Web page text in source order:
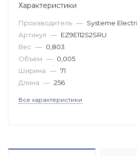
Характеристики
Производитель — Systeme
Артикул — EZ9E112S2SRU
Вес — 0,803
Объем — 0,005
Ширина — 71
Длина — 256
Все характеристики